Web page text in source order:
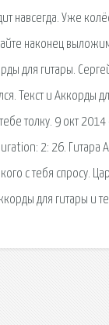
навсегда. Уже
наконец
для гитары.
Текст и Аккорды
тебе толку. 9 окт
2: 26. Гитара
с тебя спросу.
для гитары и